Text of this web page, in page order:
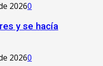
20260
y se hacía
20260